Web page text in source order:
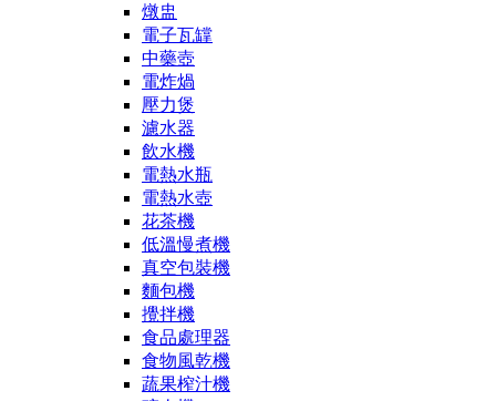
燉盅
電子瓦罉
中藥壺
電炸煱
壓力煲
濾水器
飲水機
電熱水瓶
電熱水壺
花茶機
低溫慢煮機
真空包裝機
麵包機
攪拌機
食品處理器
食物風乾機
蔬果榨汁機